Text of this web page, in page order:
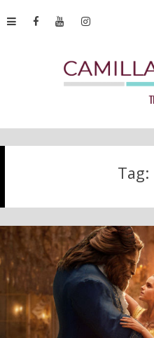
Tag: